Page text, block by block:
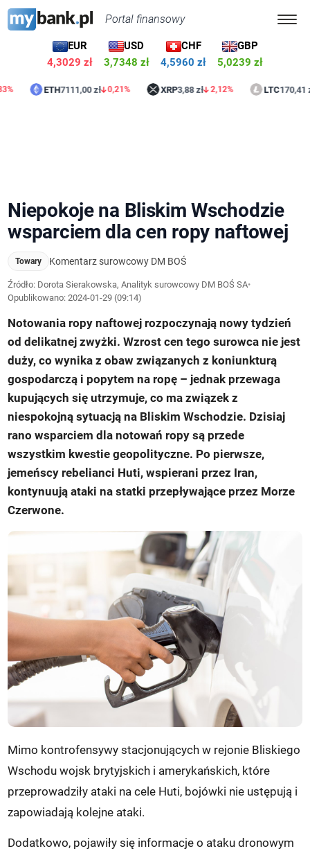
Portal finansowy
EUR
4,3029 zł
USD
3,7348 zł
CHF
4,5960 zł
GBP
5,0239 zł
ETH 7111,00 zł 0,21% XRP 3,88 zł 2,12% LTC 170,41 zł
Niepokoje na Bliskim Wschodzie
wsparciem dla cen ropy naftowej
Towary Komentarz surowcowy DM BOŚ
Źródło: Dorota Sierakowska, Analityk surowcowy DM BOŚ SA•
Opublikowano:2024-01-29 (09:14)
Notowania ropy naftowej rozpoczynają nowy tydzień
od delikatnej zwyżki. Wzrost cen tego surowca nie jest
duży, co wynika z obaw związanych z koniunkturą
gospodarczą i popytem na ropę – jednak przewaga
kupujących się utrzymuje, co ma związek z
niespokojną sytuacją na Bliskim Wschodzie. Dzisiaj
rano wsparciem dla notowań ropy są przede
wszystkim kwestie geopolityczne. Po pierwsze,
jemeńscy rebelianci Huti, wspierani przez Iran,
kontynuują ataki na statki przepływające przez Morze
Czerwone.
Mimo kontrofensywy stacjonujących w rejonie Bliskiego
Wschodu wojsk brytyjskich i amerykańskich, które
przeprowadziły ataki na cele Huti, bojówki nie ustępują i
zapowiadają kolejne ataki.
Dodatkowo, pojawiły się informacje o ataku dronowym